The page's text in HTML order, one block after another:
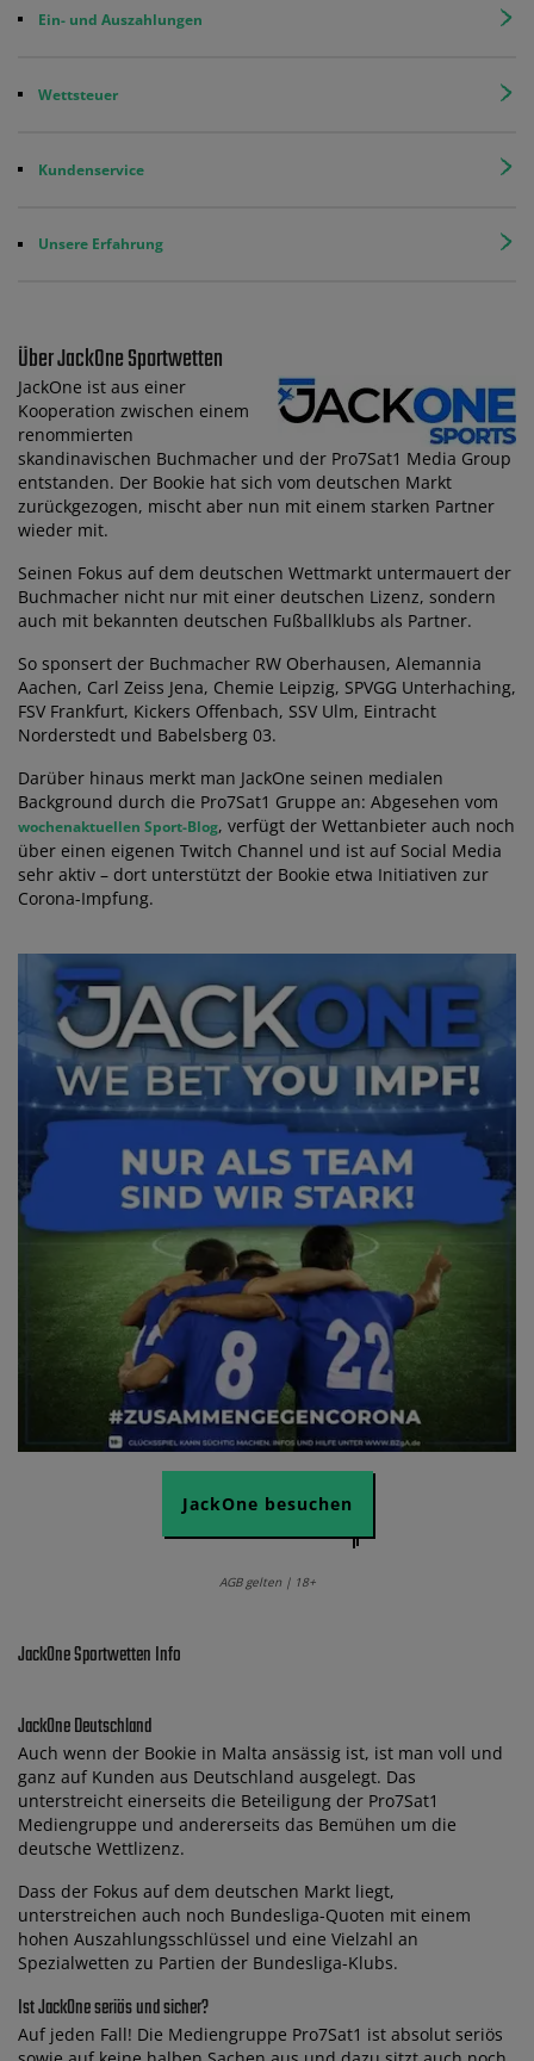
Ein- und Auszahlungen
Wettsteuer
Kundenservice
Unsere Erfahrung
Über JackOne Sportwetten
JackOne ist aus einer
Kooperation zwischen einem
renommierten
skandinavischen Buchmacher und der Pro7Sat1 Media Group
entstanden. Der Bookie hat sich vom deutschen Markt
zurückgezogen, mischt aber nun mit einem starken Partner
wieder mit.
Seinen Fokus auf dem deutschen Wettmarkt untermauert der
Buchmacher nicht nur mit einer deutschen Lizenz, sondern
auch mit bekannten deutschen Fußballklubs als Partner.
So sponsert der Buchmacher RW Oberhausen, Alemannia
Aachen, Carl Zeiss Jena, Chemie Leipzig, SPVGG Unterhaching,
FSV Frankfurt, Kickers Offenbach, SSV Ulm, Eintracht
Norderstedt und Babelsberg 03.
Darüber hinaus merkt man JackOne seinen medialen
Background durch die Pro7Sat1 Gruppe an: Abgesehen vom
wochenaktuellen Sport-Blog, verfügt der Wettanbieter auch noch
über einen eigenen Twitch Channel und ist auf Social Media
sehr aktiv – dort unterstützt der Bookie etwa Initiativen zur
Corona-Impfung.
JackOne besuchen
AGB gelten | 18+
JackOne Sportwetten Info
JackOne Deutschland
Auch wenn der Bookie in Malta ansässig ist, ist man voll und
ganz auf Kunden aus Deutschland ausgelegt. Das
unterstreicht einerseits die Beteiligung der Pro7Sat1
Mediengruppe und andererseits das Bemühen um die
deutsche Wettlizenz.
Dass der Fokus auf dem deutschen Markt liegt,
unterstreichen auch noch Bundesliga-Quoten mit einem
hohen Auszahlungsschlüssel und eine Vielzahl an
Spezialwetten zu Partien der Bundesliga-Klubs.
Ist JackOne seriös und sicher?
Auf jeden Fall! Die Mediengruppe Pro7Sat1 ist absolut seriös